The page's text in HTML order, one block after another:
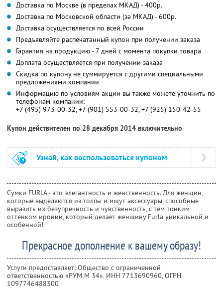
Доставка по Москве (в пределах МКАД) - 400р.
Доставка по Московской области (за МКАД) - 600р.
Доставка осуществляется по всей России
Предъявляйте распечатанный купон при получении заказа
Гарантия на продукцию - 7 дней с момента покупки товара
Доплата осуществляется при получении заказа
Скидка по купону не суммируется с другими специальными
предложениями компании
Информацию по условиям акции вы также можете уточнить по
телефонам компании:
+7 (495) 973-00-32, +7 (901) 553-00-32, +7 (925) 150-42-55
Купон действителен по 28 декабря 2014 включительно
Узнай, как воспользоваться купоном
Сумки FURLA - это элегантность и женственность. Для женщин,
которые выделяются из толпы и ищут аксессуары, способные
выразить их безупречность и чувственность, с тем тонким
оттенком иронии, который делает женщину Furla уникальной и
особенной!
Прекрасное дополнение к вашему образу!
Услуги предоставляет: Общество с ограниченной
ответственностью «РУМ М 34», ИНН 7713690960, ОГРН
1097746488300